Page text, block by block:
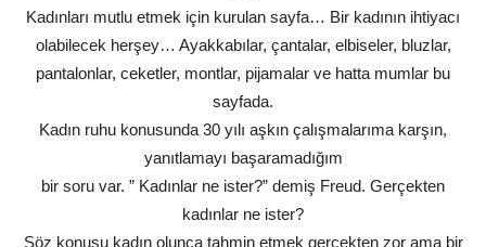
Kadınları mutlu etmek için kurulan sayfa… Bir kadının ihtiyacı
olabilecek herşey… Ayakkabılar, çantalar, elbiseler, bluzlar,
pantalonlar, ceketler, montlar, pijamalar ve hatta mumlar bu
sayfada.
Kadın ruhu konusunda 30 yılı aşkın çalışmalarıma karşın,
yanıtlamayı başaramadığım
bir soru var. ” Kadınlar ne ister?” demiş Freud. Gerçekten
kadınlar ne ister?
Söz konusu kadın olunca tahmin etmek gerçekten zor ama bir